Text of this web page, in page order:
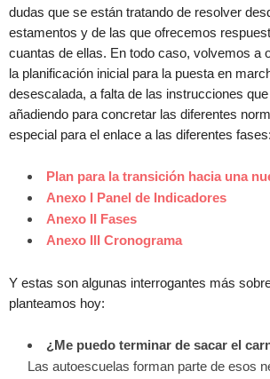
dudas que se están tratando de resolver
estamentos y de las que ofrecemos
cuantas de ellas. En todo caso, volvemos a
la planificación inicial para la puesta en
desescalada, a falta de las instrucciones
añadiendo para concretar las diferentes
especial para el enlace a las diferentes fases:
Plan para la transición hacia una
Anexo I Panel de Indicadores
Anexo II Fases
Anexo III Cronograma
Y estas son algunas interrogantes más
planteamos hoy:
¿Me puedo terminar de sacar el
Las autoescuelas forman parte de esos